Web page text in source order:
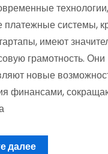
системы,
имеют
грамотность. Они
новые
финансами,
далее